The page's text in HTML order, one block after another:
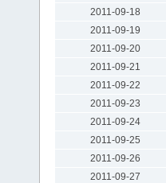
2011-09-18
2011-09-19
2011-09-20
2011-09-21
2011-09-22
2011-09-23
2011-09-24
2011-09-25
2011-09-26
2011-09-27